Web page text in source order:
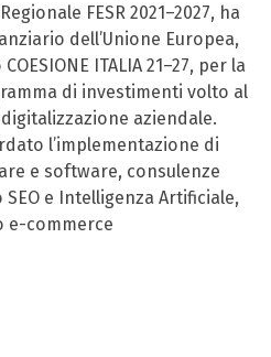
FESR 2021–2027, ha
dell’Unione Europea,
ITALIA 21–27, per la
di investimenti volto al
aziendale.
l’implementazione di
e software, consulenze
e Intelligenza Artificiale,
e-commerce